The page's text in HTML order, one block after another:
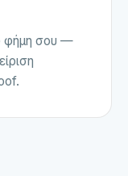
φήμη σου —